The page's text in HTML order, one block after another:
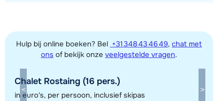
Toon alle accommodaties in dit gebied
Hulp bij online boeken? Bel +31 348 43 46 49, chat met
ons of bekijk onze veelgestelde vragen.
Chalet Rostaing (16 pers.)
in euro's, per persoon, inclusief skipas